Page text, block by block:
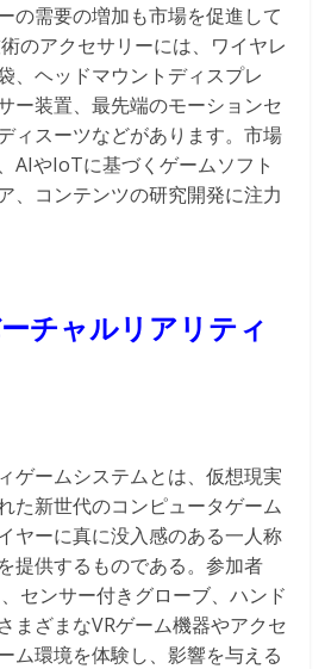
の需要の増加も市場を促進して
のアクセサリーには、ワイヤレ
、ヘッドマウントディスプレ
ー装置、最先端のモーションセ
ィスーツなどがあります。市場
AIやIoTに基づくゲームソフト
、コンテンツの研究開発に注力
チャルリアリティ
ゲームシステムとは、仮想現実
た新世代のコンピュータゲーム
ヤーに真に没入感のある一人称
提供するものである。参加者
センサー付きグローブ、ハンド
まざまなVRゲーム機器やアクセ
ム環境を体験し、影響を与える